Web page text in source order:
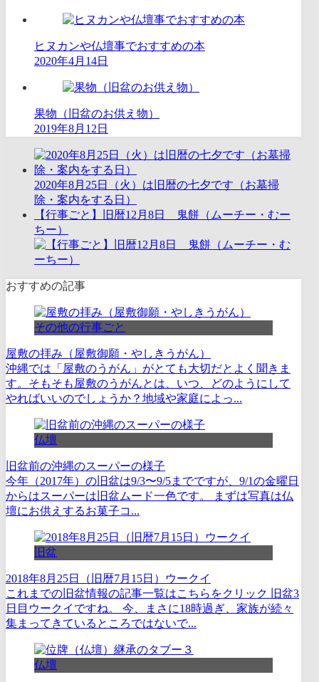
ヒヌカンや仏壇事でおすすめの本
2020年4月14日
果物（旧盆のお供え物）
2019年8月12日
2020年8月25日（火）は旧暦の七夕です（お墓掃
除・案内をする日）
【行事ごと】旧暦12月8日 鬼餅（ムーチー・むー
ちー）
おすすめの記事
その他の行事ごと
屋敷の拝み（屋敷御願・やしきうがん）
沖縄では「屋敷のうがん」がとても大切だとよく聞きま
す。そもそも屋敷のうがんとは、いつ、どのようにして
やればいいのでしょうか？地域や家庭によっ...
仏壇
旧盆前の沖縄のスーパーの様子
今年（2017年）の旧盆は9/3〜9/5までですが、9/1の金曜日
からはスーパーは旧盆ムード一色です。 まずは写真は仏
壇にお供えするお菓子コ...
旧盆
2018年8月25日（旧暦7月15日）ウークイ
これまでの旧盆情報の記事一覧はこちらをクリック 旧盆3
日目ウークイですね。 今、まさに18時過ぎ、家族が続々
集まってきているところではないで...
仏壇